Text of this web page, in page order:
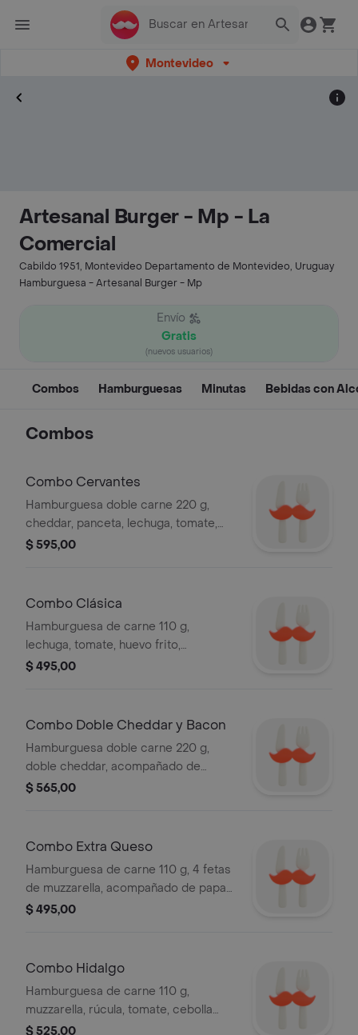
Montevideo
Artesanal Burger - Mp - La
Comercial
Cabildo 1951, Montevideo Departamento de Montevideo, Uruguay
Hamburguesa - Artesanal Burger - Mp
Envío
Gratis
(nuevos usuarios)
Combos Hamburguesas Minutas Bebidas con
Combos
Combo Cervantes
Hamburguesa doble carne 220 g,
cheddar, panceta, lechuga, tomate,
morrón, huevo frito, cebolla, jamón y
$ 595,00
Combo Clásica
Hamburguesa de carne 110 g,
lechuga, tomate, huevo frito,
muzzarella, con papas fritas y
$ 495,00
Combo Doble Cheddar y Bacon
Hamburguesa doble carne 220 g,
doble cheddar, acompañado de
papas fritas y refresco línea pepsi
$ 565,00
Combo Extra Queso
Hamburguesa de carne 110 g, 4 fetas
de muzzarella, acompañado de papas
fritas y refresco línea pepsi 500 ml.
$ 495,00
Combo Hidalgo
Hamburguesa de carne 110 g,
muzzarella, rúcula, tomate, cebolla
colorada, panceta, acompañado de
$ 525,00